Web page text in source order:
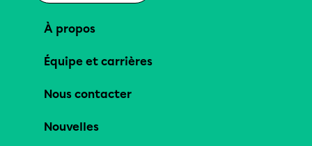
À propos
Équipe et carrières
Nous contacter
Nouvelles